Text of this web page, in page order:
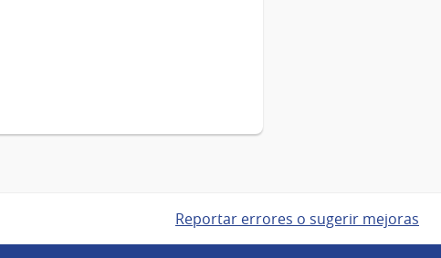
Reportar errores o sugerir mejoras